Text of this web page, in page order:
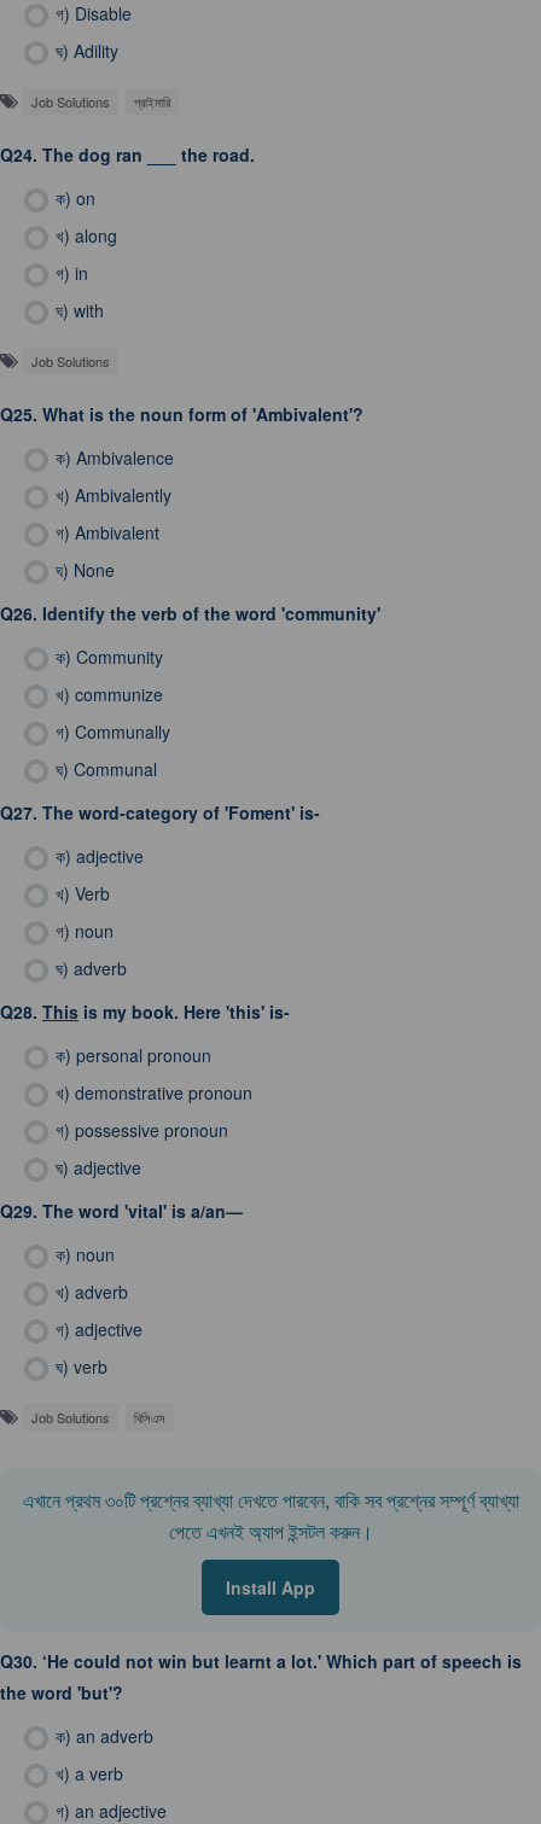
গ) Disable
ঘ) Adility
Job Solutions প্রাইমারি
Q24. The dog ran ___ the road.
ক) on
খ) along
গ) in
ঘ) with
Job Solutions
Q25. What is the noun form of 'Ambivalent'?
ক) Ambivalence
খ) Ambivalently
গ) Ambivalent
ঘ) None
Q26. Identify the verb of the word 'community'
ক) Community
খ) communize
গ) Communally
ঘ) Communal
Q27. The word-category of 'Foment' is-
ক) adjective
খ) Verb
গ) noun
ঘ) adverb
Q28. This is my book. Here 'this' is-
ক) personal pronoun
খ) demonstrative pronoun
গ) possessive pronoun
ঘ) adjective
Q29. The word 'vital' is a/an—
ক) noun
খ) adverb
গ) adjective
ঘ) verb
Job Solutions বিসিএস
এখানে প্রথম ৩০টি প্রশ্নের ব্যাখ্যা দেখতে পারবেন, বাকি সব প্রশ্নের সম্পূর্ণ ব্যাখ্যা
পেতে এখনই অ্যাপ ইন্সটল করুন।
Install App
Q30. ‘He could not win but learnt a lot.' Which part of speech is
the word 'but'?
ক) an adverb
খ) a verb
গ) an adjective